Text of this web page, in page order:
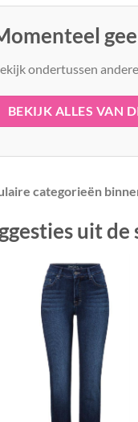
ondertussen
BEKIJK ALLES VAN
categorieën
uit de